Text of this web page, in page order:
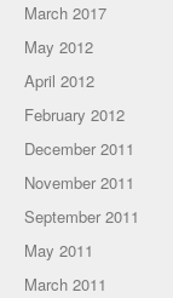
March 2017
May 2012
April 2012
February 2012
December 2011
November 2011
September 2011
May 2011
March 2011